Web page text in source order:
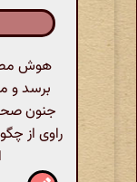
هوش
برسد و
جنون
راوی از